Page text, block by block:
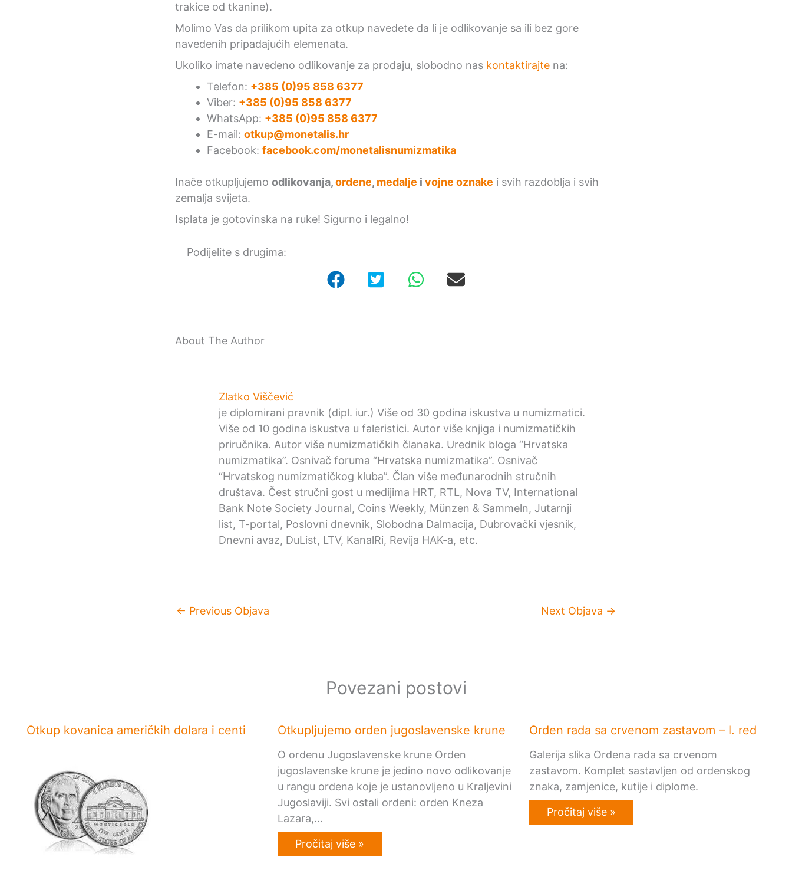
trakice od tkanine).
Molimo Vas da prilikom upita za otkup navedete da li je odlikovanje sa ili bez gore
navedenih pripadajućih elemenata.
Ukoliko imate navedeno odlikovanje za prodaju, slobodno nas kontaktirajte na:
Telefon: +385 (0)95 858 6377
Viber: +385 (0)95 858 6377
WhatsApp: +385 (0)95 858 6377
E-mail: otkup@monetalis.hr
Facebook: facebook.com/monetalisnumizmatika
Inače otkupljujemo odlikovanja,ordene, medalje i vojne oznake i svih razdoblja i svih
zemalja svijeta.
Isplata je gotovinska na ruke! Sigurno i legalno!
Podijelite s drugima:
About The Author
Zlatko Viščević
je diplomirani pravnik (dipl. iur.) Više od 30 godina iskustva u numizmatici.
Više od 10 godina iskustva u faleristici. Autor više knjiga i numizmatičkih
priručnika. Autor više numizmatičkih članaka. Urednik bloga “Hrvatska
numizmatika”. Osnivač foruma “Hrvatska numizmatika”. Osnivač
“Hrvatskog numizmatičkog kluba”. Član više međunarodnih stručnih
društava. Čest stručni gost u medijima HRT, RTL, Nova TV, International
Bank Note Society Journal, Coins Weekly, Münzen & Sammeln, Jutarnji
list, T-portal, Poslovni dnevnik, Slobodna Dalmacija, Dubrovački vjesnik,
Dnevni avaz, DuList, LTV, KanalRi, Revija HAK-a, etc.
← Previous Objava Next Objava →
Povezani postovi
Otkup kovanica američkih dolara i centi Otkupljujemo orden jugoslavenske krune
O ordenu Jugoslavenske krune Orden
jugoslavenske krune je jedino novo odlikovanje
u rangu ordena koje je ustanovljeno u Kraljevini
Jugoslaviji. Svi ostali ordeni: orden Kneza
Lazara,…
Pročitaj više »
Orden rada sa crvenom zastavom – I. red
Galerija slika Ordena rada sa crvenom
zastavom. Komplet sastavljen od ordenskog
znaka, zamjenice, kutije i diplome.
Pročitaj više »